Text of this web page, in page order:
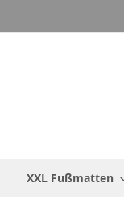
XXL Fußmatten